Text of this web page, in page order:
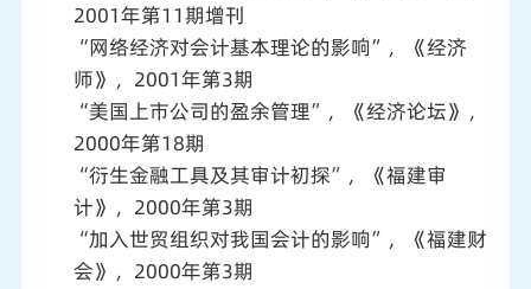
2001年第11期增刊
“网络经济对会计基本理论的影响”，《经济
师》，2001年第3期
“美国上市公司的盈余管理”，《经济论坛》，
2000年第18期
“衍生金融工具及其审计初探”，《福建审
计》，2000年第3期
“加入世贸组织对我国会计的影响”，《福建财
会》，2000年第3期